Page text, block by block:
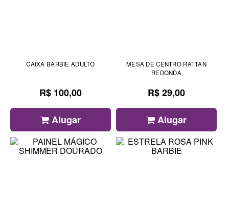
CAIXA BARBIE ADULTO
R$ 100,00
Alugar
MESA DE CENTRO RATTAN
REDONDA
R$ 29,00
Alugar